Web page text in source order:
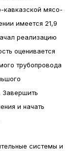
кавказской мясо-
имеется 21,9
реализацию
оценивается
трубопровода
Завершить
и начать
системы и